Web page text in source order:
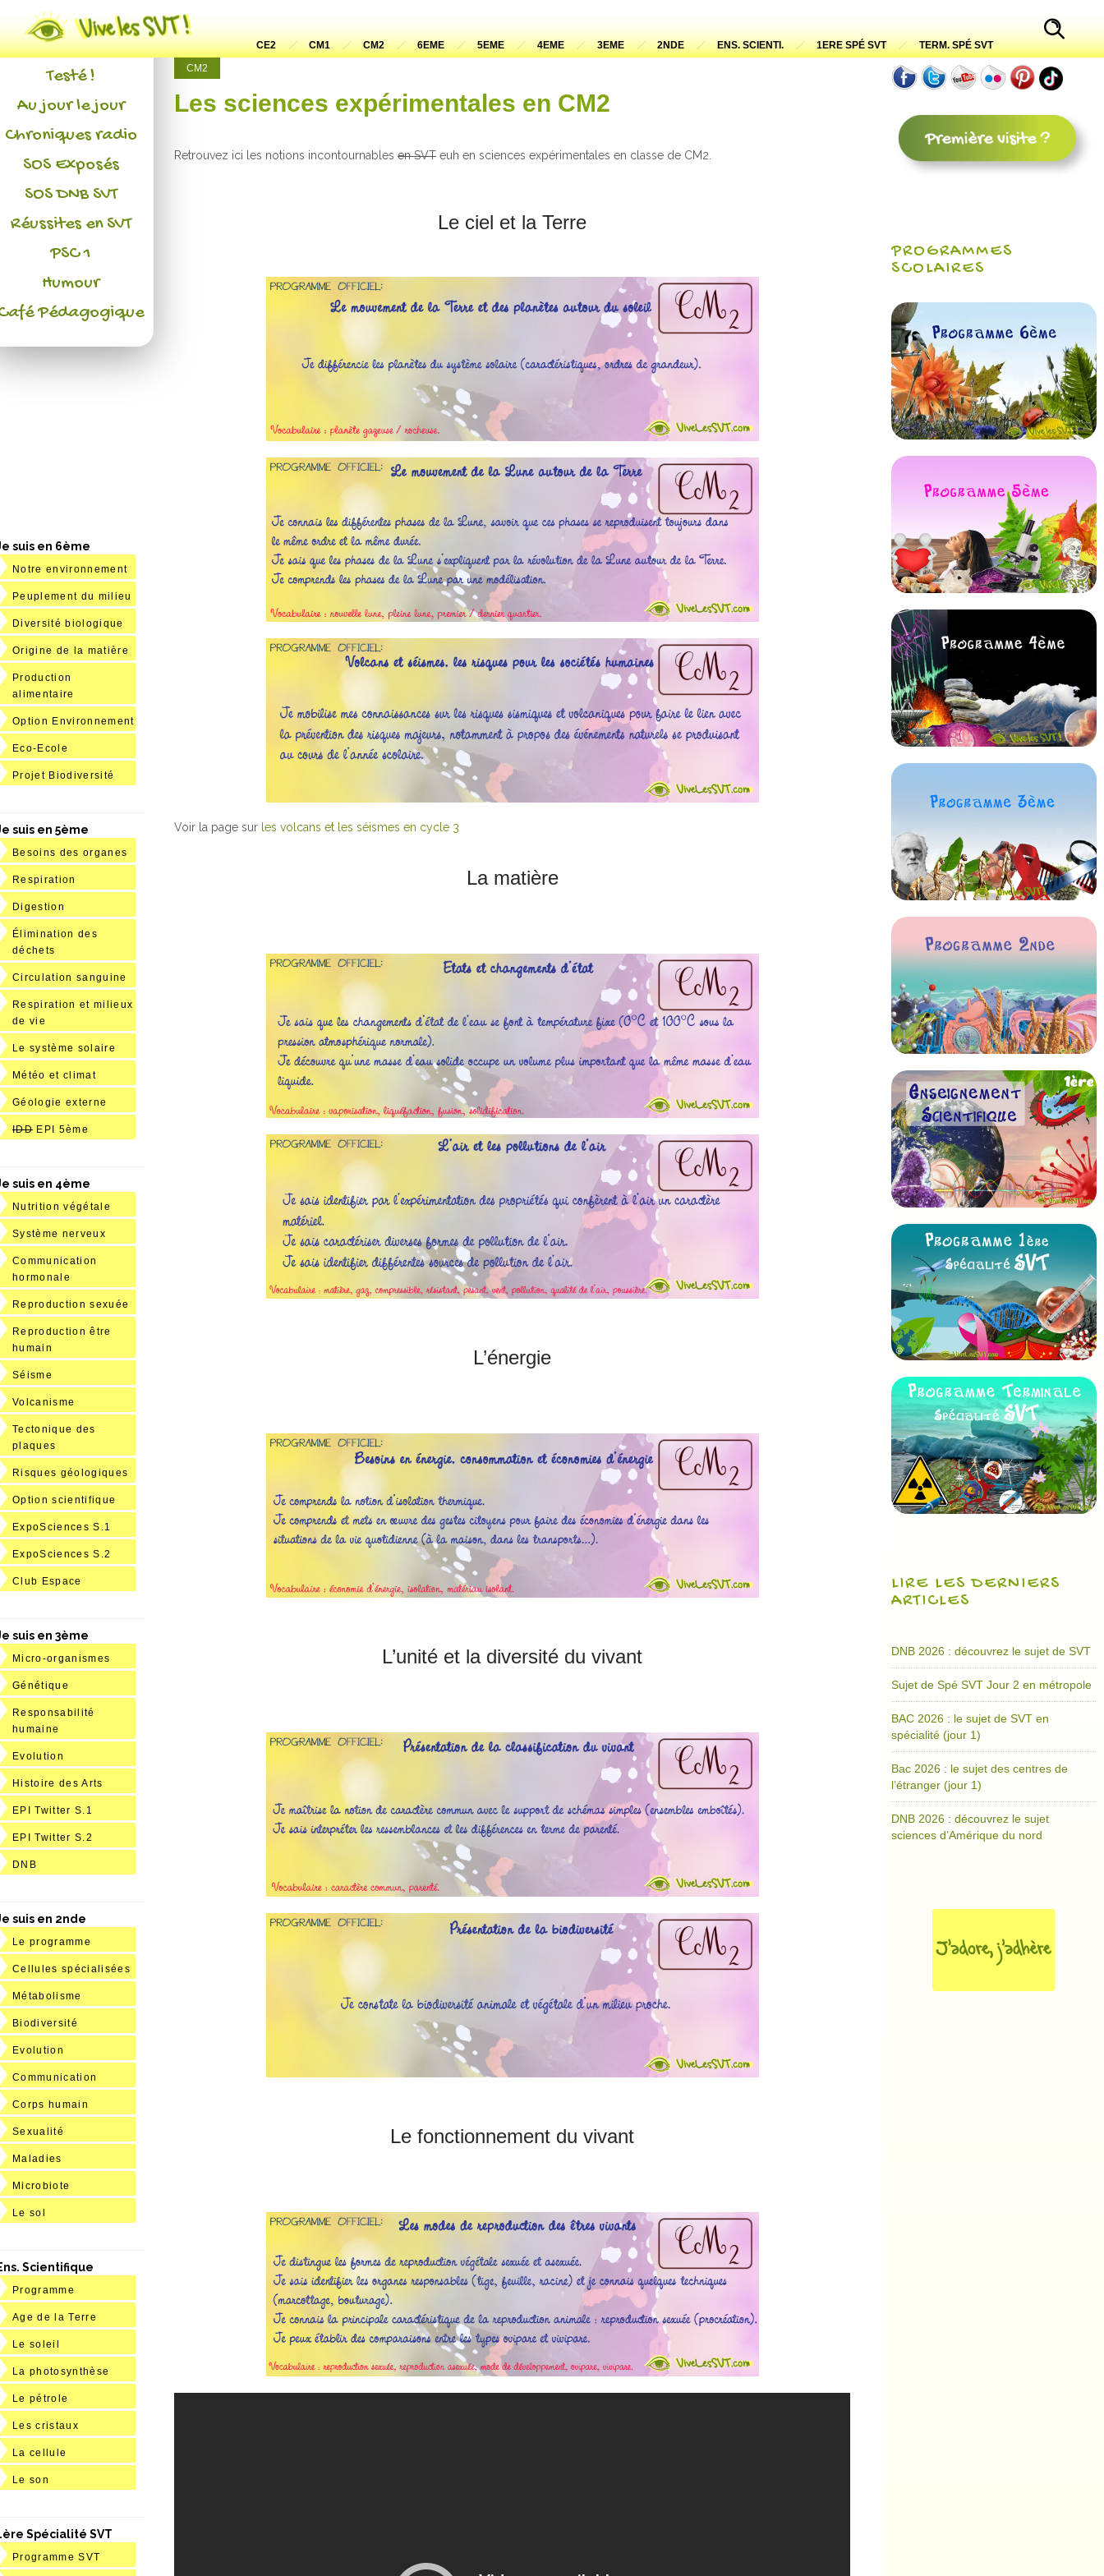
CE2 CM1 CM2 6EME 5EME 4EME 3EME 2NDE ENS. SCIENTI. 1ERE SPÉ SVT
TERM. SPÉ SVT
CM2
Les sciences expérimentales en CM2
Retrouvez ici les notions incontournablesen SVT euh en sciences expérimentales en classe de CM2.
Le ciel et la Terre
Voir la page sur les volcans et les séismes en cycle 3
La matière
L’énergie
L’unité et la diversité du vivant
Le fonctionnement du vivant
Actualités
L'association
Testé !
Au jour le jour
Chroniques radio
SOS Exposés
SOS DNB SVT
Réussites en SVT
PSC 1
Humour
Pédagogique
suis en 6ème
Notre environnement
Peuplement du milieu
Diversité biologique
Origine de la matière
Production
alimentaire
Option Environnement
Eco-Ecole
Projet Biodiversité
suis en 5ème
Besoins des organes
Respiration
Digestion
Élimination des
déchets
Circulation sanguine
Respiration et milieux
de vie
Le système solaire
Météo et climat
Géologie externe
IDD EPI 5ème
suis en 4ème
Nutrition végétale
Système nerveux
Communication
hormonale
Reproduction sexuée
Reproduction être
humain
Séisme
Volcanisme
Tectonique des
plaques
Risques géologiques
Option scientifique
ExpoSciences S.1
ExpoSciences S.2
Club Espace
suis en 3ème
Micro-organismes
Génétique
Responsabilité
humaine
Evolution
Histoire des Arts
EPI Twitter S.1
EPI Twitter S.2
DNB
suis en 2nde
Le programme
Cellules spécialisées
Métabolisme
Biodiversité
Evolution
Communication
Corps humain
Sexualité
Maladies
Microbiote
Le sol
Scientifique
Programme
Age de la Terre
Le soleil
La photosynthèse
Le pétrole
Les cristaux
La cellule
Le son
Spécialité SVT
Programme SVT
PROGRAMMES
SCOLAIRES
LIRE LES DERNIERS
ARTICLES
DNB 2026 : découvrez le sujet de SVT
Sujet de Spé SVT Jour 2 en métropole
BAC 2026 : le sujet de SVT en
spécialité (jour 1)
Bac 2026 : le sujet des centres de
l’étranger (jour 1)
DNB 2026 : découvrez le sujet
sciences d’Amérique du nord